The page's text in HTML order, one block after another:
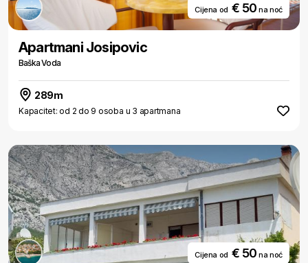
Cijena od € 50na noć
Apartmani Josipovic
Baška Voda
289m
Kapacitet: od 2 do 9 osoba u 3 apartmana
Cijena od € 50na noć